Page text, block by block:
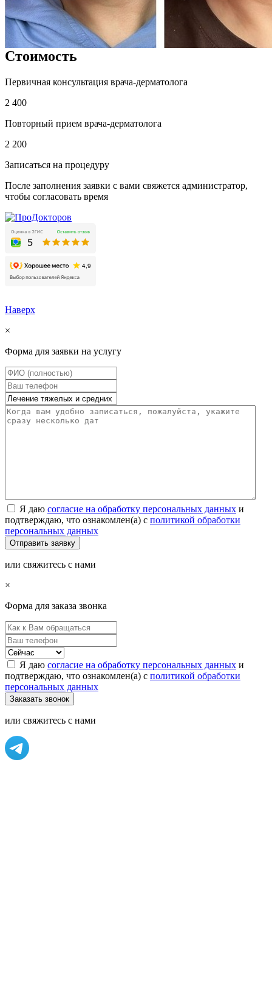
Стоимость
Первичная консультация врача-дерматолога
2 400
Повторный прием врача-дерматолога
2 200
Записаться на процедуру
После заполнения заявки с вами свяжется администратор,
чтобы согласовать время
Наверх
×
Форма для заявки на услугу
Я даю согласие на обработку персональных данных и
подтверждаю, что ознакомлен(а) с политикой обработки
персональных данных
или свяжитесь с нами
×
Форма для заказа звонка
Я даю согласие на обработку персональных данных и
подтверждаю, что ознакомлен(а) с политикой обработки
персональных данных
или свяжитесь с нами